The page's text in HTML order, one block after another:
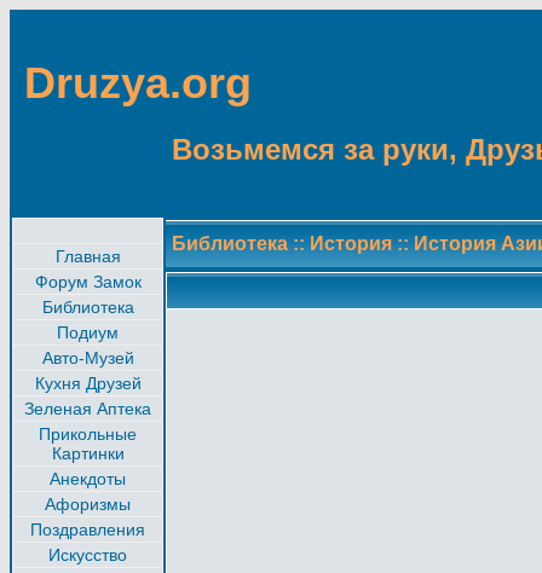
Druzya.org
Возьмемся за руки,
Главная
Форум Замок
Библиотека
Подиум
Авто-Музей
Кухня Друзей
Зеленая Аптека
Прикольные
Картинки
Анекдоты
Афоризмы
Поздравления
Искусство
Библиотека :: История :: История